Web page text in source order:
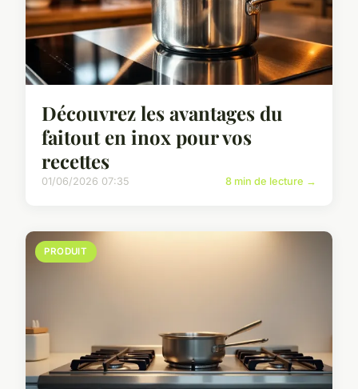
Découvrez les avantages du
faitout en inox pour vos
recettes
01/06/2026 07:35 8 min de lecture →
PRODUIT